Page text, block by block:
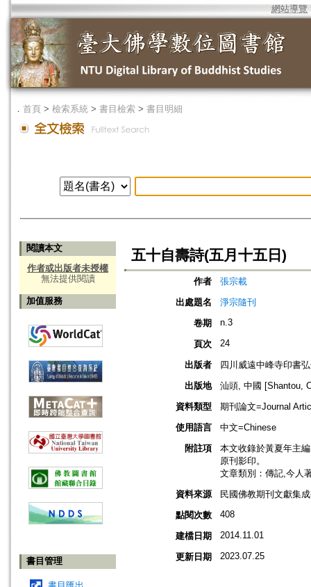
網站導覽
． 首頁 > 檢索系統 > 書目檢索 > 書目明細
閱讀本文
作者或出版者未授權
無法提供閱讀
加值服務
書目管理
五十自壽詩(五月十五日)
作者
張宗載
出處題名
淨宗隨刊
卷期
n.3
頁次 24
出版者
四川威遠中峰寺印書
出版地
汕頭, 中國 [Shantou,
資料類型
期刊論文=Journal
使用語言
中文=Chinese
附註項
本文收錄於黃夏年主
原刊影印。
文章類別：傳記,今人
資料來源
民國佛教期刊文獻集
點閱次數
408
建檔日期 2014.11.01
更新日期 2023.07.25